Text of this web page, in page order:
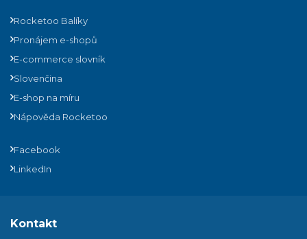
Rocketoo Balíky
Pronájem e-shopů
E-commerce slovník
Slovenčina
E-shop na míru
Nápověda Rocketoo
Facebook
LinkedIn
Kontakt